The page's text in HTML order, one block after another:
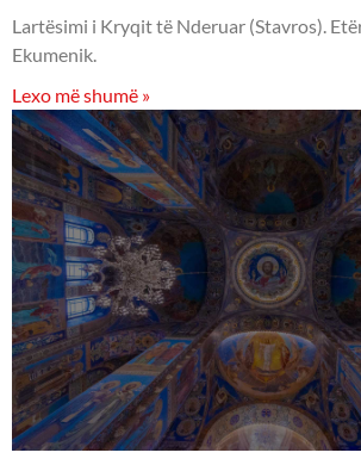
Lartësimi i Kryqit të Nderuar (Stavros).
Ekumenik.
Lexo më shumë »